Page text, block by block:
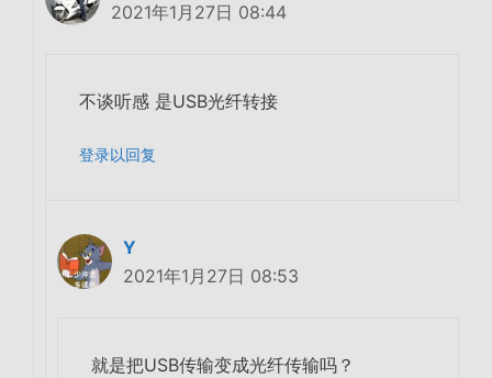
2021年1月27日 08:44
不谈听感 是USB光纤转接
登录以回复
Y
2021年1月27日 08:53
就是把USB传输变成光纤传输吗？